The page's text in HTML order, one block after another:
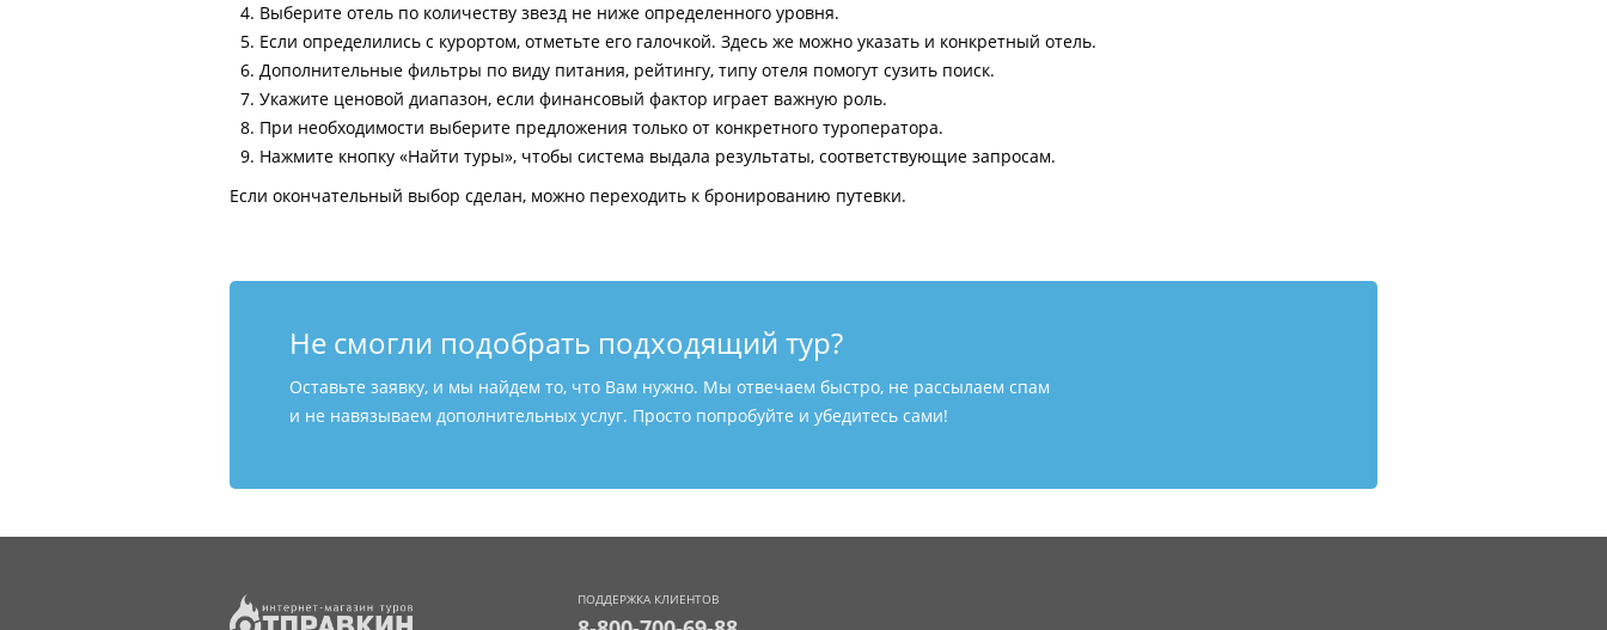
Выберите отель по количеству звезд не ниже определенного уровня.
Если определились с курортом, отметьте его галочкой. Здесь же можно указать и конкретный отель.
Дополнительные фильтры по виду питания, рейтингу, типу отеля помогут сузить поиск.
Укажите ценовой диапазон, если финансовый фактор играет важную роль.
При необходимости выберите предложения только от конкретного туроператора.
Нажмите кнопку «Найти туры», чтобы система выдала результаты, соответствующие запросам.
Если окончательный выбор сделан, можно переходить к бронированию путевки.
Не смогли подобрать подходящий тур?
Оставьте заявку, и мы найдем то, что Вам нужно. Мы отвечаем быстро, не рассылаем спам
и не навязываем дополнительных услуг. Просто попробуйте и убедитесь сами!
ПОДДЕРЖКА КЛИЕНТОВ